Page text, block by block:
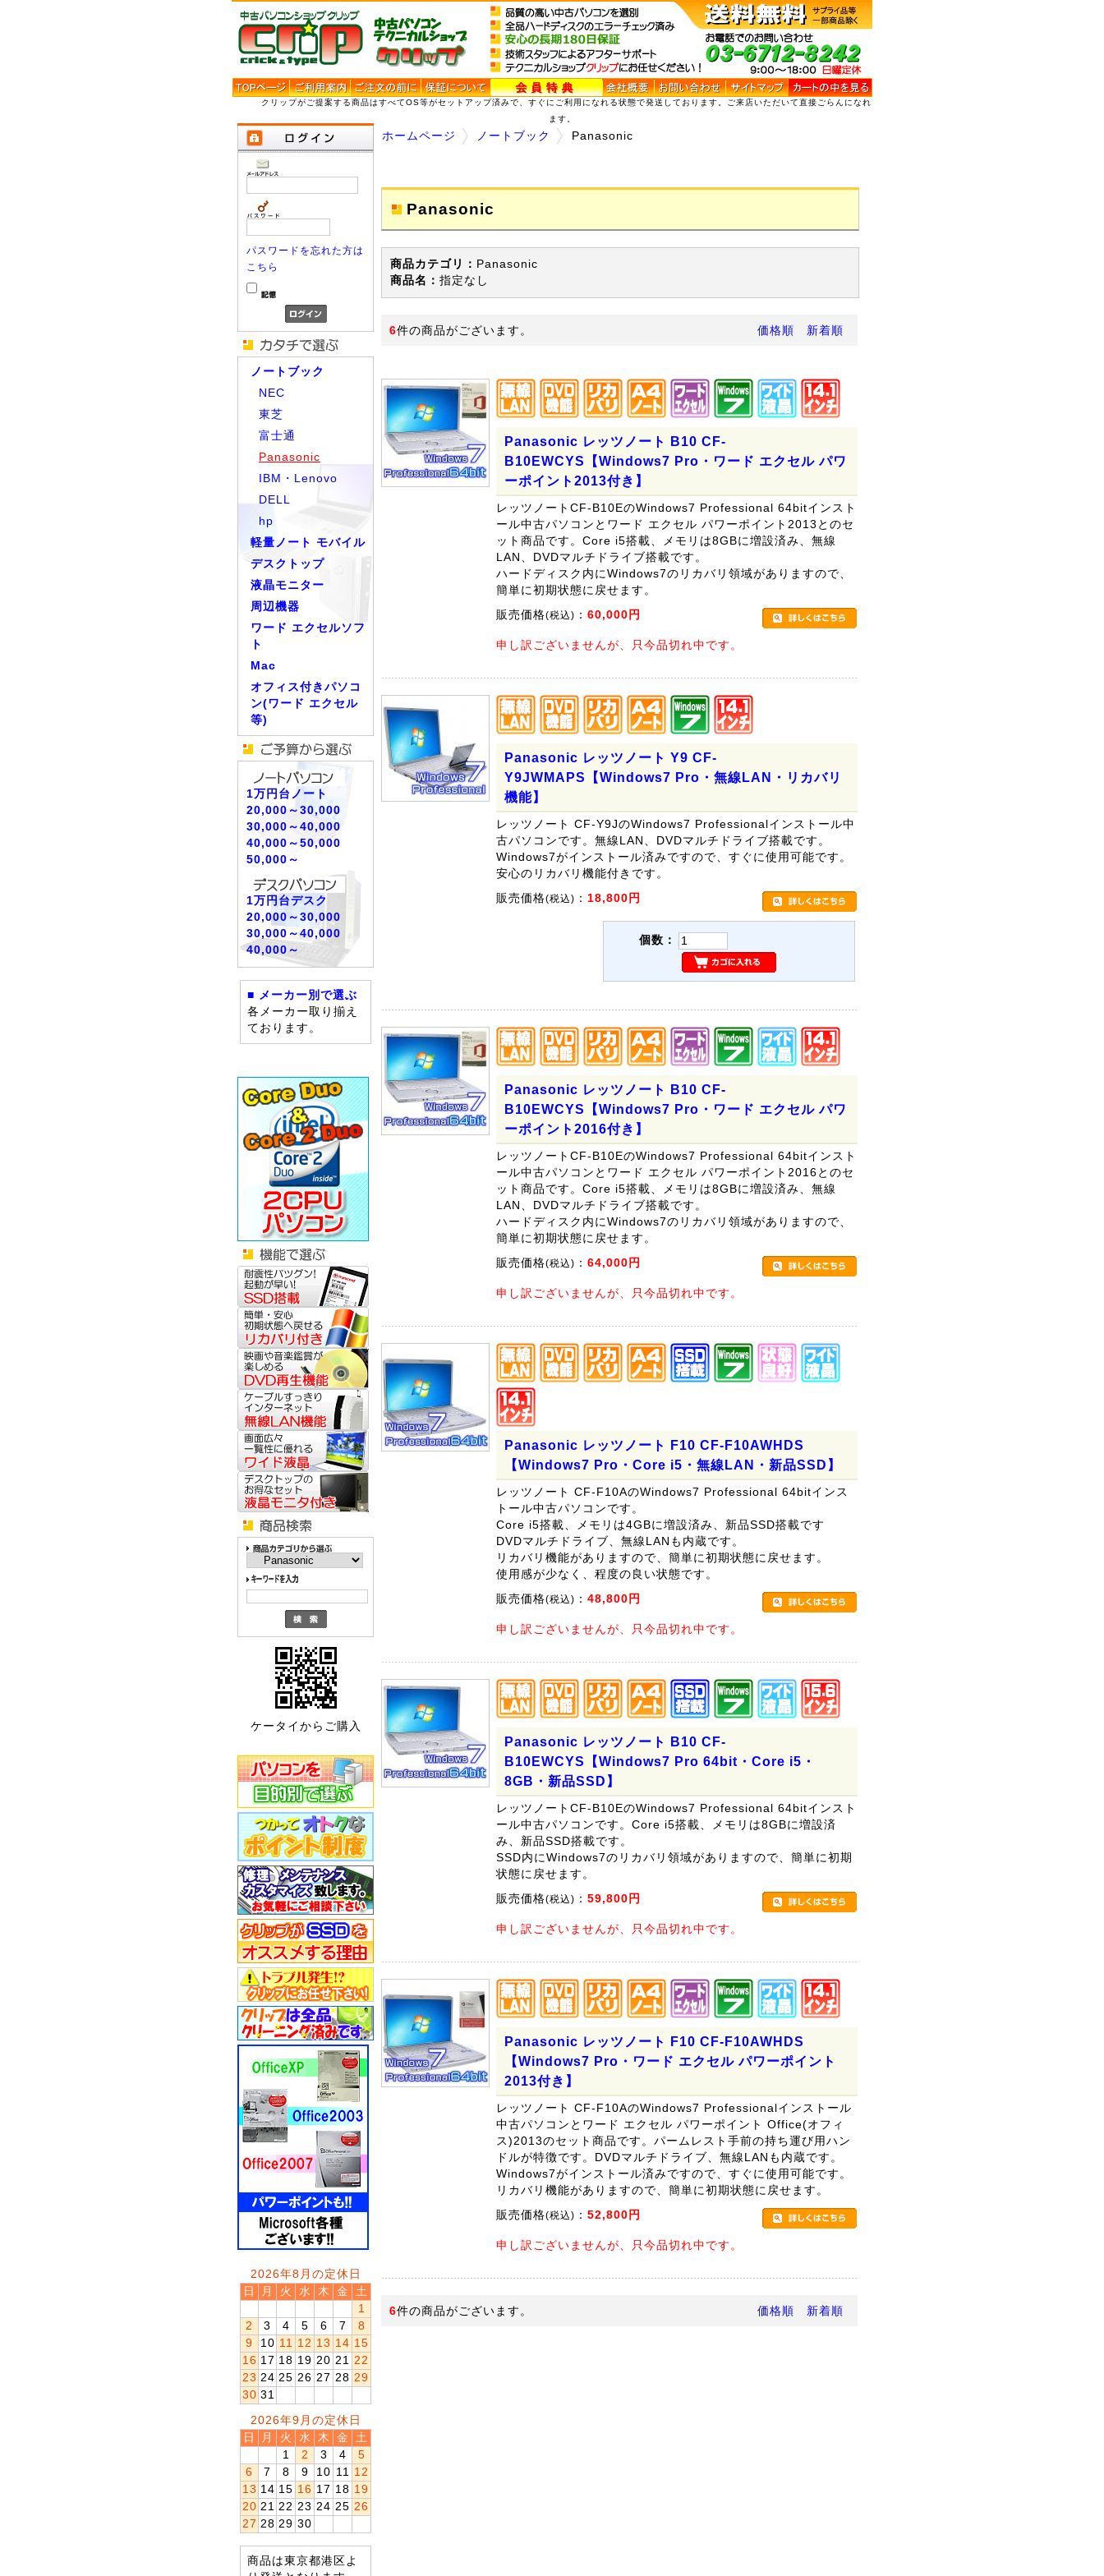
クリップがご提案する商品はすべてOS等がセットアップ済みで、すぐにご利用になれる状態で発送しております。ご来店いただいて直接ごらんになれ
ます。
パスワードを忘れた方は
こちら
ノートブック
NEC
東芝
富士通
Panasonic
IBM・Lenovo
DELL
hp
軽量ノート モバイル
デスクトップ
液晶モニター
周辺機器
ワード エクセルソフ
ト
Mac
オフィス付きパソコ
ン(ワード エクセル
等)
1万円台ノート
20,000～30,000
30,000～40,000
40,000～50,000
50,000～
1万円台デスク
20,000～30,000
30,000～40,000
40,000～
■ メーカー別で選ぶ
各メーカー取り揃え
ております。
ケータイからご購入
2026年8月の定休日
日
月 火 水 木 金
土
1
2
3 4 5 6 7
8
9
10 11 12 13 14 15
16 17 18 19 20 21 22
23 24 25 26 27 28 29
30 31
2026年9月の定休日
日
月 火 水 木 金
土
1
2 3 4
5
6
7 8 9 10 11 12
13 14 15 16 17 18 19
20 21 22 23 24 25 26
27 28 29 30
商品は東京都港区よ
ホームページ ノートブック Panasonic
Panasonic
商品カテゴリ： Panasonic
商品名： 指定なし
6件の商品がございます。 価格順 新着順
Panasonic レッツノート B10 CF-
B10EWCYS【Windows7 Pro・ワード エクセル パワ
ーポイント2013付き】
レッツノートCF-B10EのWindows7 Professional 64bitインスト
ール中古パソコンとワード エクセル パワーポイント2013とのセ
ット商品です。Core i5搭載、メモリは8GBに増設済み、無線
LAN、DVDマルチドライブ搭載です。
ハードディスク内にWindows7のリカバリ領域がありますので、
簡単に初期状態に戻せます。
販売価格(税込) ： 60,000円
申し訳ございませんが、只今品切れ中です。
Panasonic レッツノート Y9 CF-
Y9JWMAPS【Windows7 Pro・無線LAN・リカバリ
機能】
レッツノート CF-Y9JのWindows7 Professionalインストール中
古パソコンです。無線LAN、DVDマルチドライブ搭載です。
Windows7がインストール済みですので、すぐに使用可能です。
安心のリカバリ機能付きです。
販売価格(税込) ： 18,800円
個数：
Panasonic レッツノート B10 CF-
B10EWCYS【Windows7 Pro・ワード エクセル パワ
ーポイント2016付き】
レッツノートCF-B10EのWindows7 Professional 64bitインスト
ール中古パソコンとワード エクセル パワーポイント2016とのセ
ット商品です。Core i5搭載、メモリは8GBに増設済み、無線
LAN、DVDマルチドライブ搭載です。
ハードディスク内にWindows7のリカバリ領域がありますので、
簡単に初期状態に戻せます。
販売価格(税込) ： 64,000円
申し訳ございませんが、只今品切れ中です。
Panasonic レッツノート F10 CF-F10AWHDS
【Windows7 Pro・Core i5・無線LAN・新品SSD】
レッツノート CF-F10AのWindows7 Professional 64bitインス
トール中古パソコンです。
Core i5搭載、メモリは4GBに増設済み、新品SSD搭載です
DVDマルチドライブ、無線LANも内蔵です。
リカバリ機能がありますので、簡単に初期状態に戻せます。
使用感が少なく、程度の良い状態です。
販売価格(税込) ： 48,800円
申し訳ございませんが、只今品切れ中です。
Panasonic レッツノート B10 CF-
B10EWCYS【Windows7 Pro 64bit・Core i5・
8GB・新品SSD】
レッツノートCF-B10EのWindows7 Professional 64bitインスト
ール中古パソコンです。Core i5搭載、メモリは8GBに増設済
み、新品SSD搭載です。
SSD内にWindows7のリカバリ領域がありますので、簡単に初期
状態に戻せます。
販売価格(税込) ： 59,800円
申し訳ございませんが、只今品切れ中です。
Panasonic レッツノート F10 CF-F10AWHDS
【Windows7 Pro・ワード エクセル パワーポイント
2013付き】
レッツノート CF-F10AのWindows7 Professionalインストール
中古パソコンとワード エクセル パワーポイント Office(オフィ
ス)2013のセット商品です。パームレスト手前の持ち運び用ハン
ドルが特徴です。DVDマルチドライブ、無線LANも内蔵です。
Windows7がインストール済みですので、すぐに使用可能です。
リカバリ機能がありますので、簡単に初期状態に戻せます。
販売価格(税込) ： 52,800円
申し訳ございませんが、只今品切れ中です。
6件の商品がございます。 価格順 新着順